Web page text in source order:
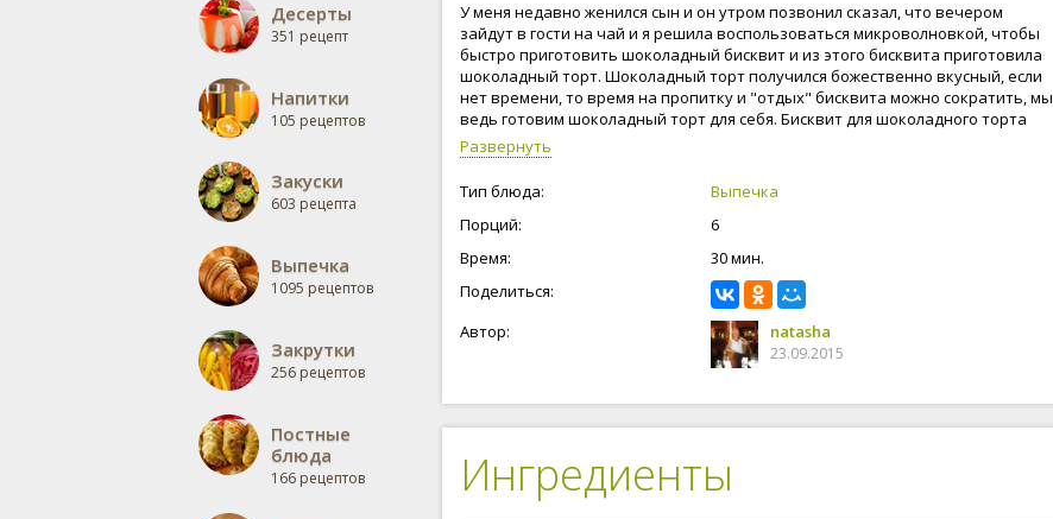
Десерты
351 рецепт
Напитки
105 рецептов
Закуски
603 рецепта
Выпечка
1095 рецептов
Закрутки
256 рецептов
Постные
блюда
166 рецептов
У меня недавно женился сын и он утром позвонил сказал, что вечером
зайдут в гости на чай и я решила воспользоваться микроволновкой, чтобы
быстро приготовить шоколадный бисквит и из этого бисквита приготовила
шоколадный торт. Шоколадный торт получился божественно вкусный, если
нет времени, то время на пропитку и "отдых" бисквита можно сократить, мы
ведь готовим шоколадный торт для себя. Бисквит для шоколадного торта
выпекать будем в микроволновке. Это количество ингредиентов
рассчитано на мою форму для выпекания в микроволновке. Размер формы -
диаметр 20 мм, высота 6,5 см. Время выпечки бисквита 6 минут, при
мощности микроволновки 850 W. Бисквит получается великолепный.
Развернуть
Тип блюда:
Выпечка
Порций:
6
Время:
30 мин.
Поделиться:
Автор:
natasha
23.09.2015
Ингредиенты